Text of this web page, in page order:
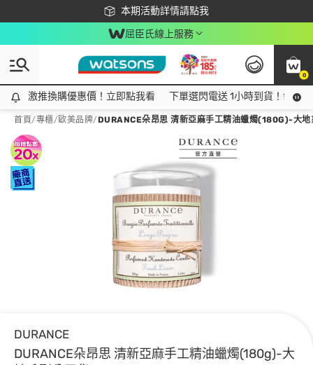
本期活動詳情請點我
下載app最高回饋$350
屈臣氏線上服務
0
激推換購優惠價！立即點我看
激推換購優惠價！立即點我看 下單選閃電送 1小時到貨！領神
首頁/專櫃/ 歐美品牌/DURANCE朵昂思 清新亞麻手工精油蠟燭(180G)-大地
DURANCE
DURANCE朵昂思 清新亞麻手工精油蠟燭(180g)-大